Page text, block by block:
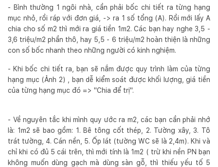
- Bình thường 1 ngôi nhà, cần phải bốc chi tiết ra từng hạng
mục nhỏ, rồi ráp với đơn giá, -> ra 1 số tổng (A). Rồi mới lấy A
chia cho số m2 thì mới ra giá tiền 1m2. Các bạn hay nghe 3,5 -
3,6 triệu/m2 phần thô, hay 5,5 - 6 triệu/m2 hoàn thiện là những
con số bốc nhanh theo những người có kinh nghiệm.
- Khi bốc chi tiết ra, bạn sẽ nắm được quy trình làm của từng
hạng mục (Ảnh 2) , bạn dễ kiểm soát được khối lượng, giá tiền
của từng hạng mục đó => "Chia để trị".
- Về nguyên tắc khi mình quy ước ra m2, các bạn cần phải nhớ
là: 1m2 sẽ bao gồm: 1. Bê tông cốt thép, 2. Tường xây, 3. Tô
trát tường, 4. Cán nền, 5. Ốp lát (tường WC sẽ là 2,4m). Khi và
chỉ khi có đủ 5 cái trên, thì mới tính là 1m2 ( trừ khi nền PN bạn
không muốn dùng gạch mà dùng sàn gỗ, thì thiếu yếu tố 5